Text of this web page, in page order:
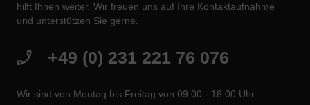
hilft Ihnen weiter. Wir freuen uns auf Ihre Kontaktaufnahme
und unterstützen Sie gerne.
+49 (0) 231 221 76 076
Wir sind von Montag bis Freitag von 09:00 - 18:00 Uhr